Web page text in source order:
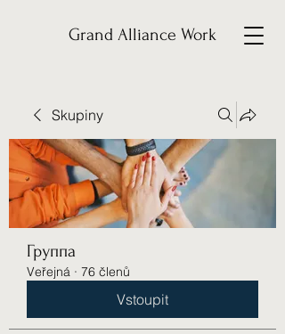
Grand Alliance Work
Skupiny
Группа
Veřejná · 76 členů
Vstoupit